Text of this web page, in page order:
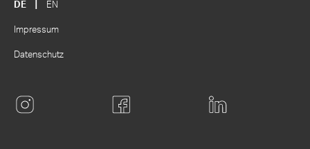
DE EN
Impressum
Datenschutz